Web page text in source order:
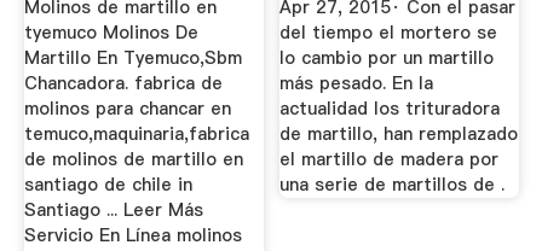
Molinos de martillo en
tyemuco Molinos De
Martillo En Tyemuco,Sbm
Chancadora. fabrica de
molinos para chancar en
temuco,maquinaria,fabrica
de molinos de martillo en
santiago de chile in
Santiago ... Leer Más
Servicio En Línea molinos
Apr 27, 2015· Con el pasar
del tiempo el mortero se
lo cambio por un martillo
más pesado. En la
actualidad los trituradora
de martillo, han remplazado
el martillo de madera por
una serie de martillos de .